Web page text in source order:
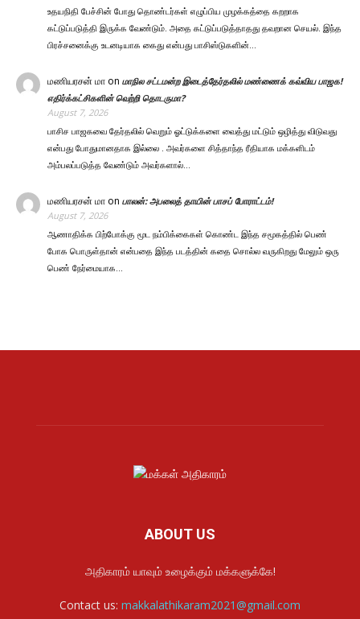
உதயநிதி பேச்சின் போது தொண்டர்கள் எழுப்பிய முழக்கத்தை கறறாக
கட்டுப்படுத்தி இருக்க வேண்டும். அதை கட்டுப்படுத்தாதது தவறான செயல். இந்த
பிரச்சனைக்கு உடனடியாக கைது என்பது பாசிஸ்டுகளின்…
மணியரசன் மா on மாநில சட்டமன்ற இடைத்தேர்தலில் மண்ணைக் கவ்விய பாஜக!
எதிர்க்கட்சிகளின் வெற்றி தொடருமா?
August 7, 2026
பாசிச பாஜகவை தேர்தலில் வெறும் ஓட்டுக்களை வைத்து மட்டும் ஒழித்து விடுவது
என்பது போதுமானதாக இல்லை . அவர்களை சித்தாந்த ரீதியாக மக்களிடம்
அம்பலப்படுத்த வேண்டும் அவர்களால்…
மணியரசன் மா on பாலன்: அபலைத் தாயின் பாசப் போராட்டம்!
August 7, 2026
ஆணாதிக்க பிற்போக்கு மூட நம்பிக்கைகள் கொண்ட இந்த சமூகத்தில் பெண்
போக பொருள்தான் என்பதை இந்த படத்தின் கதை சொல்ல வருகிறது மேலும் ஒரு
பெண் நேர்மையாக…
ABOUT US
அதிகாரம் யாவும் உழைக்கும் மக்களுக்கே!
Contact us: makkalathikaram2021@gmail.com